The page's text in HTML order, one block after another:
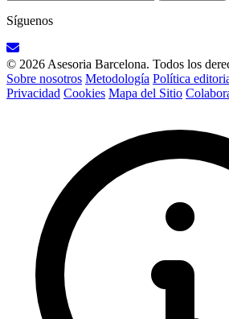
Síguenos
© 2026 Asesoria Barcelona. Todos los
Sobre nosotros Metodología Política
Privacidad Cookies Mapa del Sitio